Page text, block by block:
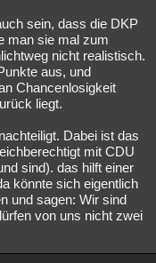
sein, dass die DKP
man sie mal zum
nicht realistisch.
aus, und
Chancenlosigkeit
liegt.
Dabei ist das
mit CDU
sind). das hilft einer
könnte sich eigentlich
und sagen: Wir sind
von uns nicht zwei